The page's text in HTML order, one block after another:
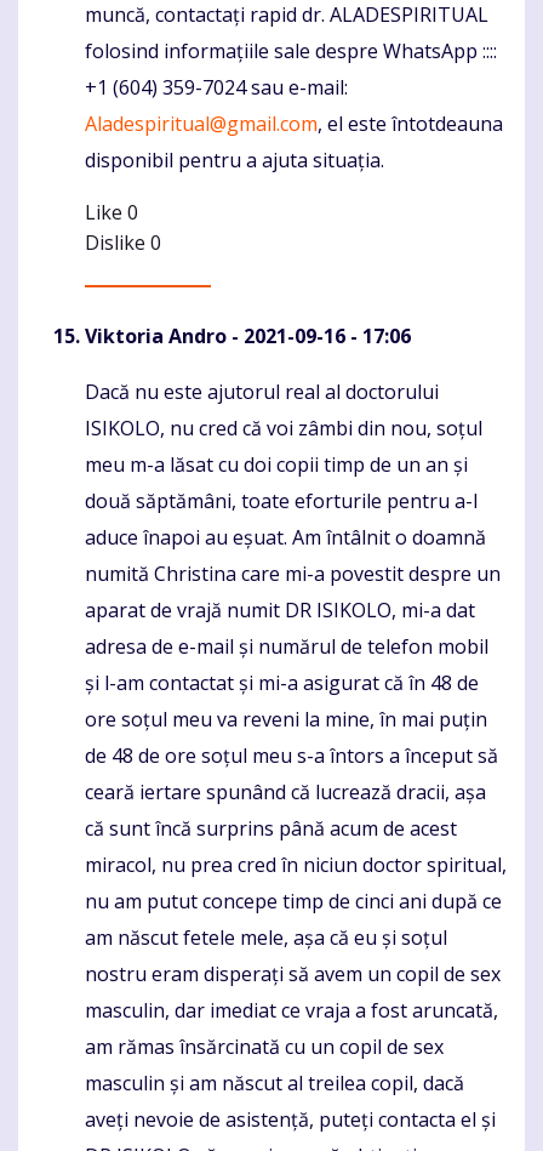
muncă, contactați rapid dr. ALADESPIRITUAL
folosind informațiile sale despre WhatsApp ::::
+1 (604) 359-7024 sau e-mail:
Aladespiritual@gmail.com, el este întotdeauna
disponibil pentru a ajuta situația.
Like 0
Dislike 0
Viktoria Andro - 2021-09-16 - 17:06
Komentaras
Dacă nu este ajutorul real al doctorului
ISIKOLO, nu cred că voi zâmbi din nou, soțul
meu m-a lăsat cu doi copii timp de un an și
două săptămâni, toate eforturile pentru a-l
aduce înapoi au eșuat. Am întâlnit o doamnă
numită Christina care mi-a povestit despre un
aparat de vrajă numit DR ISIKOLO, mi-a dat
adresa de e-mail și numărul de telefon mobil
și l-am contactat și mi-a asigurat că în 48 de
ore soțul meu va reveni la mine, în mai puțin
de 48 de ore soțul meu s-a întors a început să
ceară iertare spunând că lucrează dracii, așa
că sunt încă surprins până acum de acest
miracol, nu prea cred în niciun doctor spiritual,
nu am putut concepe timp de cinci ani după ce
am născut fetele mele, așa că eu și soțul
nostru eram disperați să avem un copil de sex
masculin, dar imediat ce vraja a fost aruncată,
am rămas însărcinată cu un copil de sex
masculin și am născut al treilea copil, dacă
aveți nevoie de asistență, puteți contacta el și